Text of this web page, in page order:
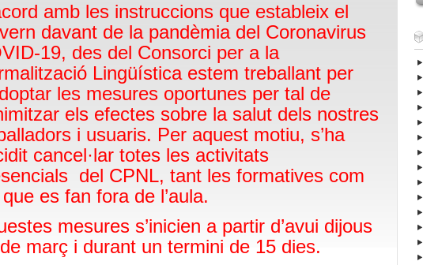
amb les instruccions que estableix el
davant de la pandèmia del Coronavirus
19, des del Consorci per a la
Lingüística estem treballant per
les mesures oportunes per tal de
els efectes sobre la salut dels nostres
i usuaris. Per aquest motiu, s’ha
cancel·lar totes les activitats
del CPNL, tant les formatives com
es fan fora de l’aula.
mesures s’inicien a partir d’avui dijous
març i durant un termini de 15 dies.